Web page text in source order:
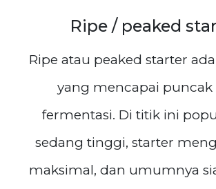
Ripe / peaked
Ripe atau peaked starter
yang mencapai puncak
fermentasi. Di titik ini
sedang tinggi, starter
maksimal, dan umumnya